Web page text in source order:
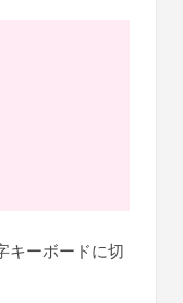
キーボードに切